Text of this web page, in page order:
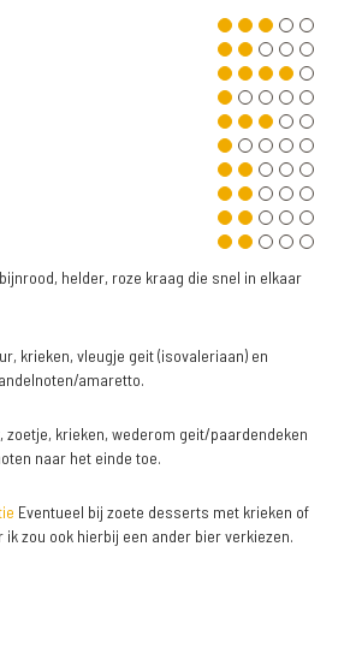
helder, roze kraag die snel in elkaar
krieken, vleugje geit (isovaleriaan) en
amaretto.
zoetje, krieken, wederom geit/paardendeken
naar het einde toe.
Eventueel bij zoete desserts met krieken of
ik zou ook hierbij een ander bier verkiezen.